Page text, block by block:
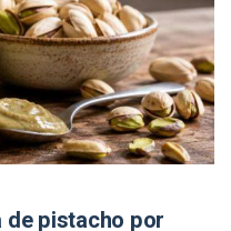
de pistacho por